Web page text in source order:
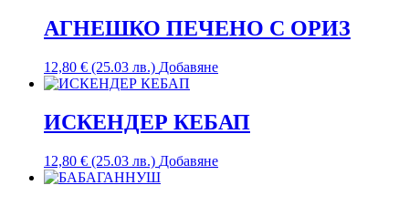
АГНЕШКО ПЕЧЕНО С ОРИЗ
12,80 € (25.03 лв.) Добавяне
ИСКЕНДЕР КЕБАП
12,80 € (25.03 лв.) Добавяне